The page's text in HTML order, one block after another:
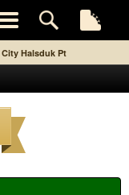
Halsduk Pt